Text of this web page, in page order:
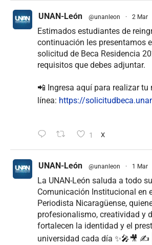
UNAN-León @unanleon · 2 Mar
Estimados estudiantes de
continuación les presentamos
solicitud de Beca Residencia
requisitos que debes adjuntar.
📲 Ingresa aquí para realizar tu
línea: https://
1 X
UNAN-León @unanleon · 1 Mar
La UNAN-León saluda a todo
Comunicación Institucional en
Periodista Nicaragüense,
profesionalismo, creatividad y
fortalecen la identidad y el
universidad cada día ✨🎤🎥 ✍